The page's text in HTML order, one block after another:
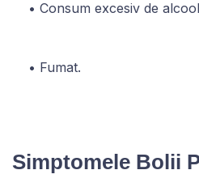
Consum excesiv de
Fumat.
Simptomele Bolii